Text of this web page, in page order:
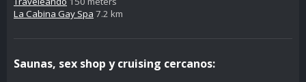
La Cabina Gay Spa 7.2 km
Saunas, sex shop y cruising cercanos: